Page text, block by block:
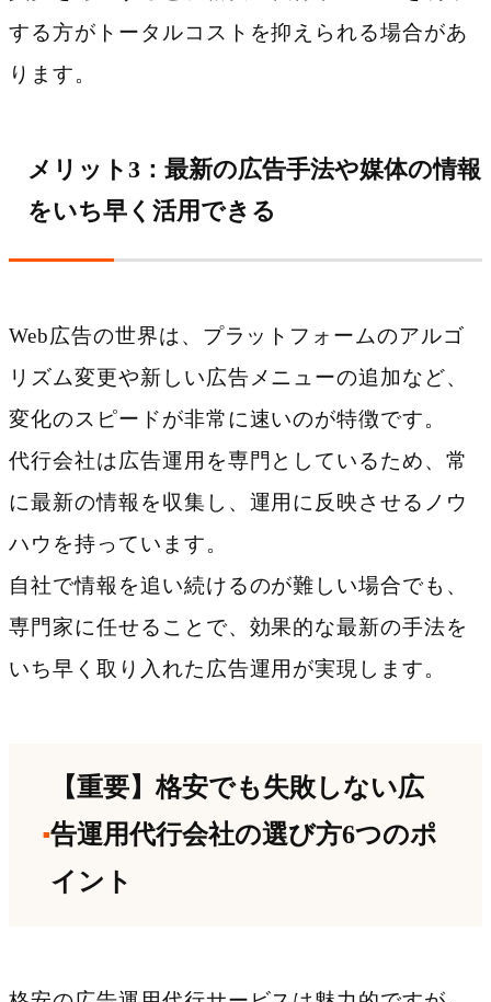
する方がトータルコストを抑えられる場合があ
ります。
メリット3：最新の広告手法や媒体の情報
をいち早く活用できる
Web広告の世界は、プラットフォームのアルゴ
リズム変更や新しい広告メニューの追加など、
変化のスピードが非常に速いのが特徴です。
代行会社は広告運用を専門としているため、常
に最新の情報を収集し、運用に反映させるノウ
ハウを持っています。
自社で情報を追い続けるのが難しい場合でも、
専門家に任せることで、効果的な最新の手法を
いち早く取り入れた広告運用が実現します。
【重要】格安でも失敗しない広
告運用代行会社の選び方6つのポ
イント